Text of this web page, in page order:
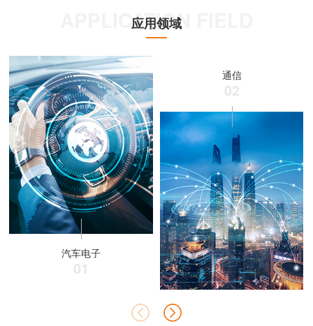
APPLICATION FIELD
应用领域
汽车电子
01
通信
02